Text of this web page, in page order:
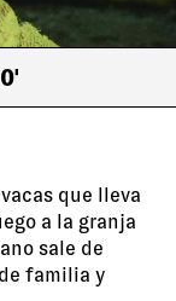
que lleva
a la granja
sale de
familia y